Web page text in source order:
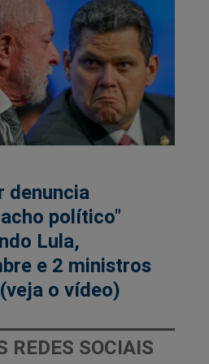
denuncia
político"
Lula,
e 2 ministros
o vídeo)
REDES SOCIAIS